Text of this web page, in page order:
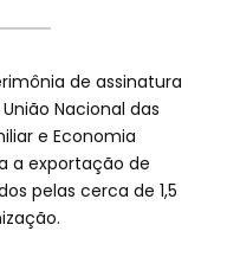
de assinatura
Nacional das
e Economia
a exportação de
pelas cerca de 1,5